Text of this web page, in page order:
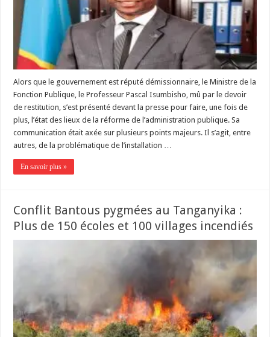
Alors que le gouvernement est réputé démissionnaire, le Ministre de la
Fonction Publique, le Professeur Pascal Isumbisho, mû par le devoir
de restitution, s’est présenté devant la presse pour faire, une fois de
plus, l’état des lieux de la réforme de l’administration publique. Sa
communication était axée sur plusieurs points majeurs. Il s’agit, entre
autres, de la problématique de l’installation …
En savoir plus »
Conflit Bantous pygmées au Tanganyika :
Plus de 150 écoles et 100 villages incendiés